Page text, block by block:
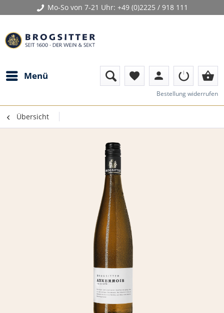
Mo-So von 7-21 Uhr: +49 (0)2225 / 918 111
Menü favorite person shopping_basket
Bestellung widerrufen
Übersicht